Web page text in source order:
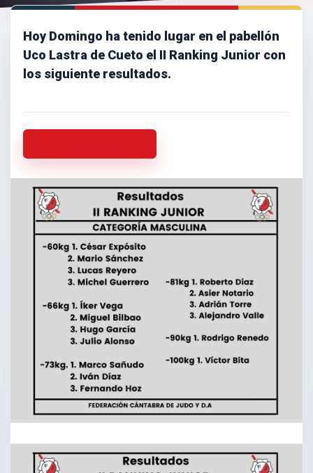
Hoy Domingo ha tenido lugar en el pabellón
Uco Lastra de Cueto el II Ranking Junior con
los siguiente resultados.